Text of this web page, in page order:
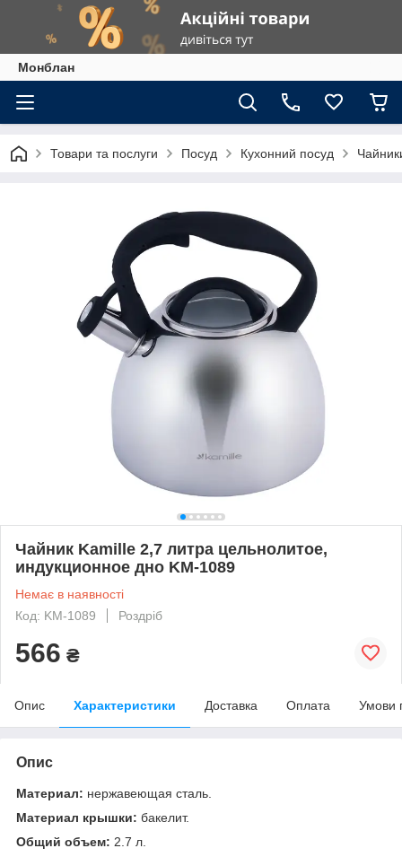
Монблан
Товари та послуги Посуд Кухонний посуд
Чайник Kamille 2,7 литра цельнолитое,
индукционное дно KM-1089
Немає в наявності
Код: KM-1089
Роздріб
566 ₴
Опис Характеристики Доставка Оплата Умови
Опис
Материал: нержавеющая сталь.
Материал крышки: бакелит.
Общий объем: 2.7 л.